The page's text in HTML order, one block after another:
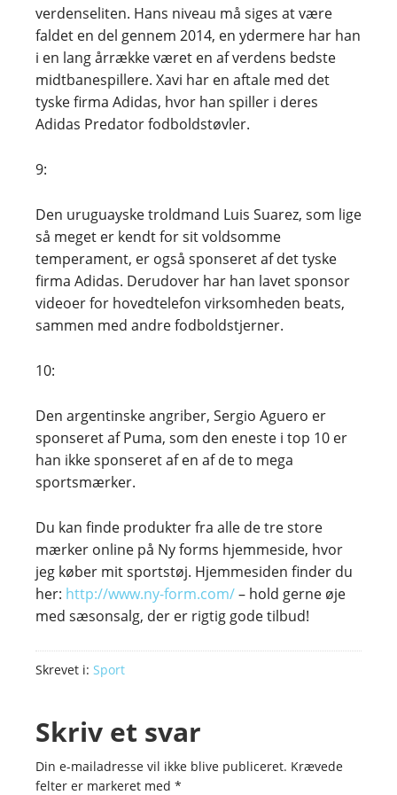
verdenseliten. Hans niveau må siges at være
faldet en del gennem 2014, en ydermere har han
i en lang årrække været en af verdens bedste
midtbanespillere. Xavi har en aftale med det
tyske firma Adidas, hvor han spiller i deres
Adidas Predator fodboldstøvler.
9:
Den uruguayske troldmand Luis Suarez, som lige
så meget er kendt for sit voldsomme
temperament, er også sponseret af det tyske
firma Adidas. Derudover har han lavet sponsor
videoer for hovedtelefon virksomheden beats,
sammen med andre fodboldstjerner.
10:
Den argentinske angriber, Sergio Aguero er
sponseret af Puma, som den eneste i top 10 er
han ikke sponseret af en af de to mega
sportsmærker.
Du kan finde produkter fra alle de tre store
mærker online på Ny forms hjemmeside, hvor
jeg køber mit sportstøj. Hjemmesiden finder du
her: http://www.ny-form.com/– hold gerne øje
med sæsonsalg, der er rigtig gode tilbud!
Skrevet i: Sport
Skriv et svar
Din e-mailadresse vil ikke blive publiceret. Krævede
felter er markeret med *